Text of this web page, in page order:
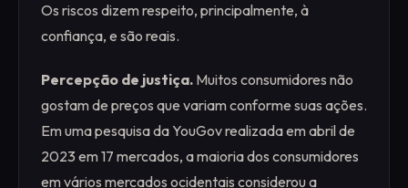
Os riscos dizem respeito, principalmente, à
confiança, e são reais.
Percepção de justiça. Muitos consumidores não
gostam de preços que variam conforme suas ações.
Em uma pesquisa da YouGov realizada em abril de
2023 em 17 mercados, a maioria dos consumidores
em vários mercados ocidentais considerou a